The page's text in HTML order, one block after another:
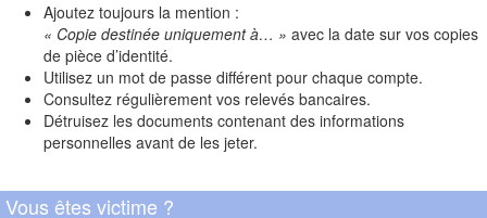
Ajoutez toujours la mention :
« Copie destinée uniquement à… » avec la date sur vos copies
de pièce d’identité.
Utilisez un mot de passe différent pour chaque compte.
Consultez régulièrement vos relevés bancaires.
Détruisez les documents contenant des informations
personnelles avant de les jeter.
Vous êtes victime ?